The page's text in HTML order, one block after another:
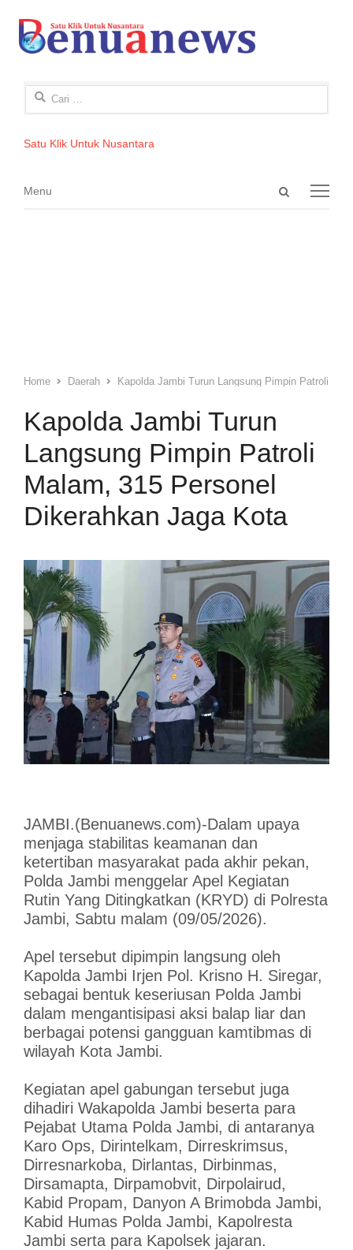
Cari
Satu Klik Untuk Nusantara
Open
Menu
Menu
Home Daerah Kapolda Jambi Turun Langsung Pimpin Patroli
Kapolda Jambi Turun
Langsung Pimpin Patroli
Malam, 315 Personel
Dikerahkan Jaga Kota
JAMBI.(Benuanews.com)-Dalam upaya
menjaga stabilitas keamanan dan
ketertiban masyarakat pada akhir pekan,
Polda Jambi menggelar Apel Kegiatan
Rutin Yang Ditingkatkan (KRYD) di Polresta
Jambi, Sabtu malam (09/05/2026).
Apel tersebut dipimpin langsung oleh
Kapolda Jambi Irjen Pol. Krisno H. Siregar,
sebagai bentuk keseriusan Polda Jambi
dalam mengantisipasi aksi balap liar dan
berbagai potensi gangguan kamtibmas di
wilayah Kota Jambi.
Kegiatan apel gabungan tersebut juga
dihadiri Wakapolda Jambi beserta para
Pejabat Utama Polda Jambi, di antaranya
Karo Ops, Dirintelkam, Dirreskrimsus,
Dirresnarkoba, Dirlantas, Dirbinmas,
Dirsamapta, Dirpamobvit, Dirpolairud,
Kabid Propam, Danyon A Brimobda Jambi,
Kabid Humas Polda Jambi, Kapolresta
Jambi serta para Kapolsek jajaran.